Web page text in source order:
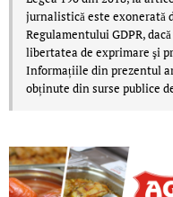
jurnalistică este exonerată
Regulamentului GDPR,
libertatea de exprimare şi
Informațiile din prezentul
obținute din surse publice